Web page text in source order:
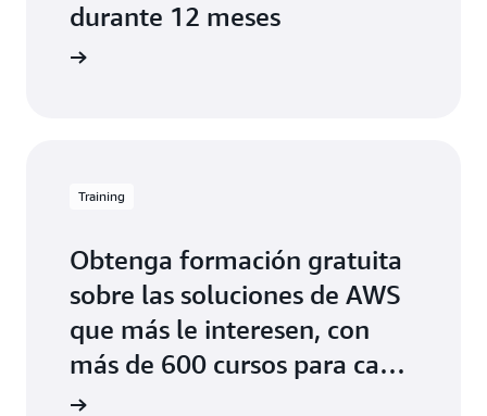
durante 12 meses
Training
Obtenga formación gratuita
sobre las soluciones de AWS
que más le interesen, con
más de 600 cursos para cada
puesto y nivel de habilidad